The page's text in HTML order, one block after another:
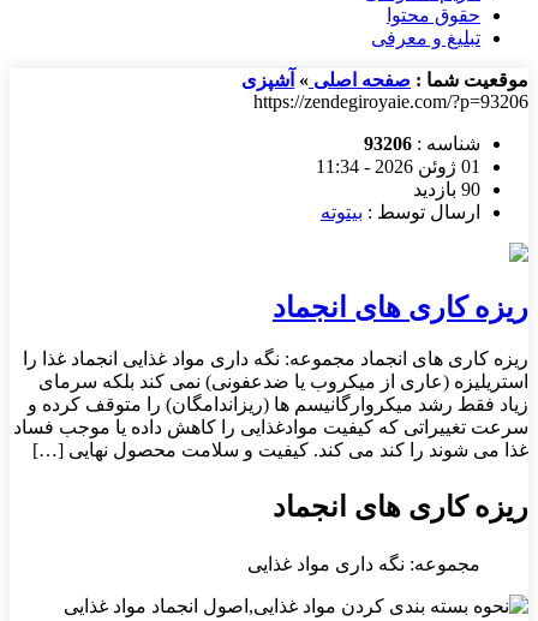
حقوق محتوا
تبلیغ و معرفی
موقعیت شما : صفحه اصلی » آشپزی
https://zendegiroyaie.com/?p=93206
شناسه : 93206
01 ژوئن 2026 - 11:34
90 بازدید
ارسال توسط : بیتوته
ریزه کاری های انجماد
ریزه کاری های انجماد مجموعه: نگه داری مواد غذایی انجماد غذا را
استریلیزه (عاری از میکروب یا ضدعفونی) نمی کند بلکه سرمای
زیاد فقط رشد میکروارگانیسم ها (ریزاندامگان) را متوقف کرده و
سرعت تغییراتی که کیفیت موادغذایی را کاهش داده یا موجب فساد
غذا می شوند را کند می کند. کیفیت و سلامت محصول نهایی […]
ریزه کاری های انجماد
مجموعه: نگه داری مواد غذایی